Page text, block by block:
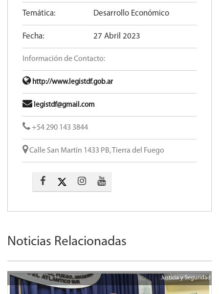
Temática: Desarrollo Económico
Fecha: 27 Abril 2023
Información de Contacto:
http://www.legistdf.gob.ar
legistdf@gmail.com
+54 290 143 3844
Calle San Martín 1433 PB, Tierra del Fuego
Noticias Relacionadas
Justicia y Seguridad